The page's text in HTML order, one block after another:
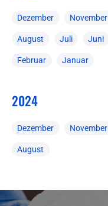
Dezember November
August Juli Juni
Februar Januar
2024
Dezember November
August